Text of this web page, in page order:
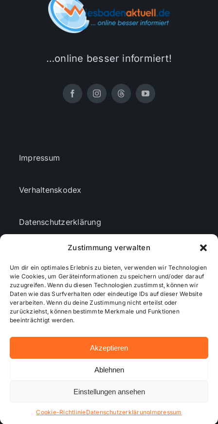
Zustimmung verwalten
Um dir ein optimales Erlebnis zu bieten, verwenden wir Technologien
wie Cookies, um Geräteinformationen zu speichern und/oder darauf
zuzugreifen. Wenn du diesen Technologien zustimmst, können wir
Daten wie das Surfverhalten oder eindeutige IDs auf dieser Website
verarbeiten. Wenn du deine Zustimmung nicht erteilst oder
zurückziehst, können bestimmte Merkmale und Funktionen
beeinträchtigt werden.
Akzeptieren
Ablehnen
Einstellungen ansehen
Cookie-RichtlinieDatenschutzerklärungImpressum
…online besser informiert!
Impressum
Verhaltenskodex
Datenschutzerklärung
Cookie-Richtlinie (EU)
Mediendaten
© 2026 - Wiesbadenaktuell ...online besser informiert!